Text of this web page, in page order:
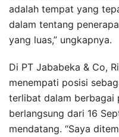
adalah tempat yang
dalam tentang
yang luas,” ungkapnya.
Di PT Jababeka & Co,
menempati posisi
terlibat dalam berbagai
berlangsung dari 16
mendatang. “Saya